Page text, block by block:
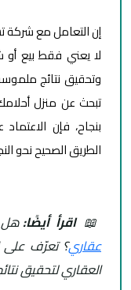
إن التعامل مع
لا يعني فقط بيع أو
وتحقيق نتائج
تبحث عن منزل
بنجاح، فإن
الطريق الصحيح نحو
📖اقرأ أيضًا:
عقاري؟ تعرّف على
العقاري لتحقيق